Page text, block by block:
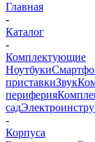
Главная
-
Каталог
-
Комплектующие
Ноутбуки
приставкиЗвук
периферия
сад
-
Корпуса